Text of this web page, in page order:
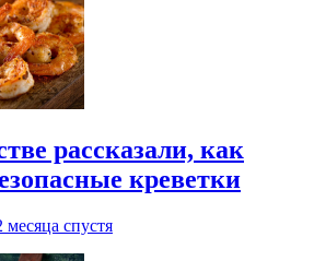
рассказали, как
креветки
месяца спустя